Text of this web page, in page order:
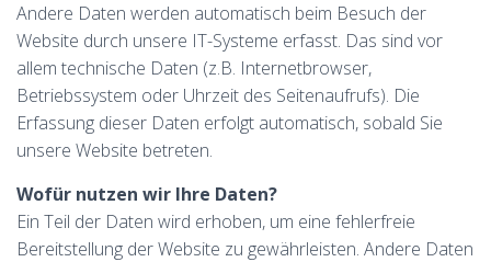
Andere Daten werden automatisch beim Besuch der
Website durch unsere IT-Systeme erfasst. Das sind vor
allem technische Daten (z.B. Internetbrowser,
Betriebssystem oder Uhrzeit des Seitenaufrufs). Die
Erfassung dieser Daten erfolgt automatisch, sobald Sie
unsere Website betreten.
Wofür nutzen wir Ihre Daten?
Ein Teil der Daten wird erhoben, um eine fehlerfreie
Bereitstellung der Website zu gewährleisten. Andere Daten